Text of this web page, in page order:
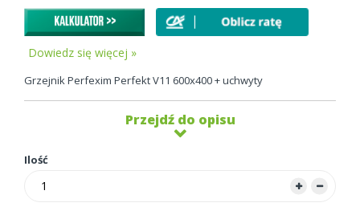
Dowiedz się więcej »
Grzejnik Perfexim Perfekt V11 600x400 + uchwyty
Przejdź do opisu
Ilość